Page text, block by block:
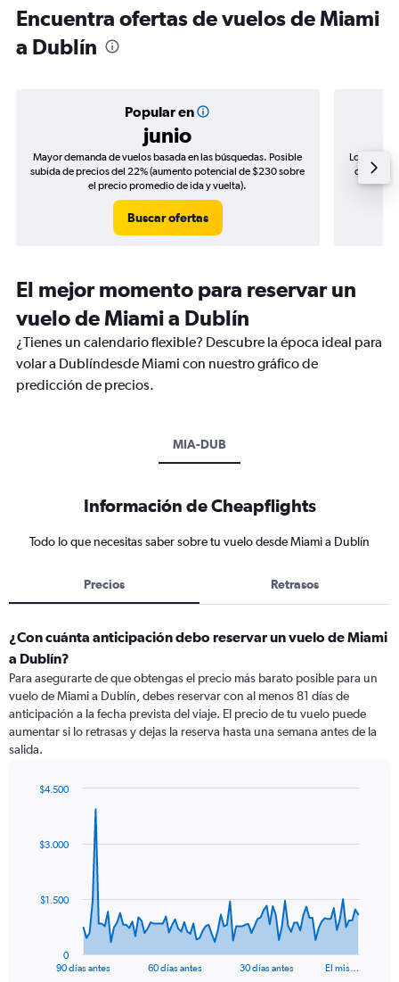
Encuentra ofertas de vuelos de Miami
a Dublín
Popular en
junio
Mayor demanda de vuelos basada en las búsquedas. Posible
subida de precios del 22% (aumento potencial de $230 sobre
el precio promedio de ida y vuelta).
Buscar ofertas
Los
de
El mejor momento para reservar un
vuelo de Miami a Dublín
¿Tienes un calendario flexible? Descubre la época ideal para
volar a Dublíndesde Miami con nuestro gráfico de
predicción de precios.
MIA-DUB
Información de Cheapflights
Todo lo que necesitas saber sobre tu vuelo desde Miami a Dublín
Precios Retrasos
¿Con cuánta anticipación debo reservar un vuelo de Miami
a Dublín?
Para asegurarte de que obtengas el precio más barato posible para un
vuelo de Miami a Dublín, debes reservar con al menos 81 días de
anticipación a la fecha prevista del viaje. El precio de tu vuelo puede
aumentar si lo retrasas y dejas la reserva hasta una semana antes de la
salida.
data
The
90 días antes 60 días antes 30 días antes El mis…
0
$1.500
$3.000
$4.500